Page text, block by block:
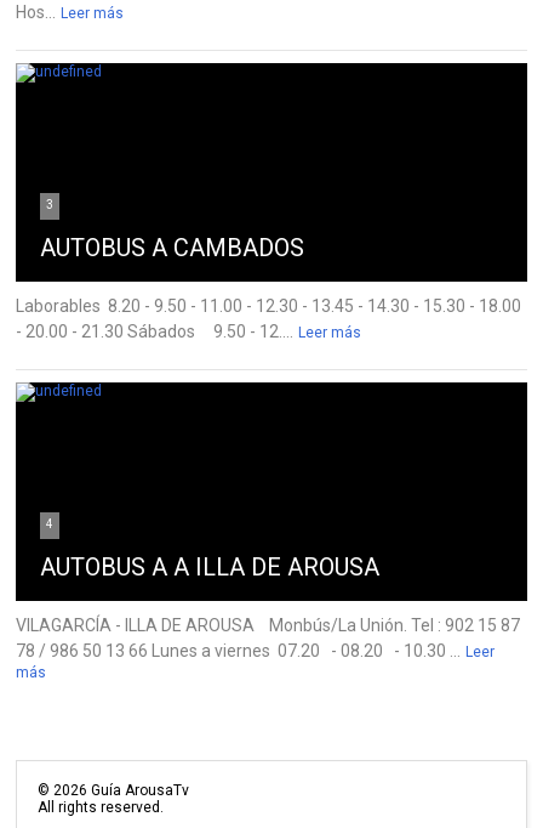
Hos...
Leer más
3
AUTOBUS A CAMBADOS
Laborables 8.20 - 9.50 - 11.00 - 12.30 - 13.45 - 14.30 - 15.30 - 18.00
- 20.00 - 21.30 Sábados 9.50 - 12....
Leer más
4
AUTOBUS A A ILLA DE AROUSA
VILAGARCÍA - ILLA DE AROUSA Monbús/La Unión. Tel : 902 15 87
78 / 986 50 13 66 Lunes a viernes 07.20 - 08.20 - 10.30 ...
Leer
más
© 2026 Guía ArousaTv
All rights reserved.